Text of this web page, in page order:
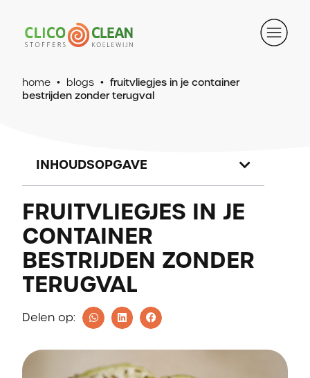
home • blogs • fruitvliegjes in je container
bestrijden zonder terugval
INHOUDSOPGAVE
FRUITVLIEGJES IN JE
CONTAINER
BESTRIJDEN ZONDER
TERUGVAL
Delen op: